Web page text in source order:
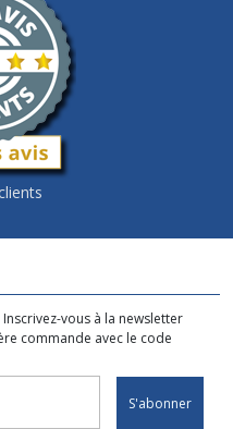
vous à la newsletter
commande avec le code
S'abonner